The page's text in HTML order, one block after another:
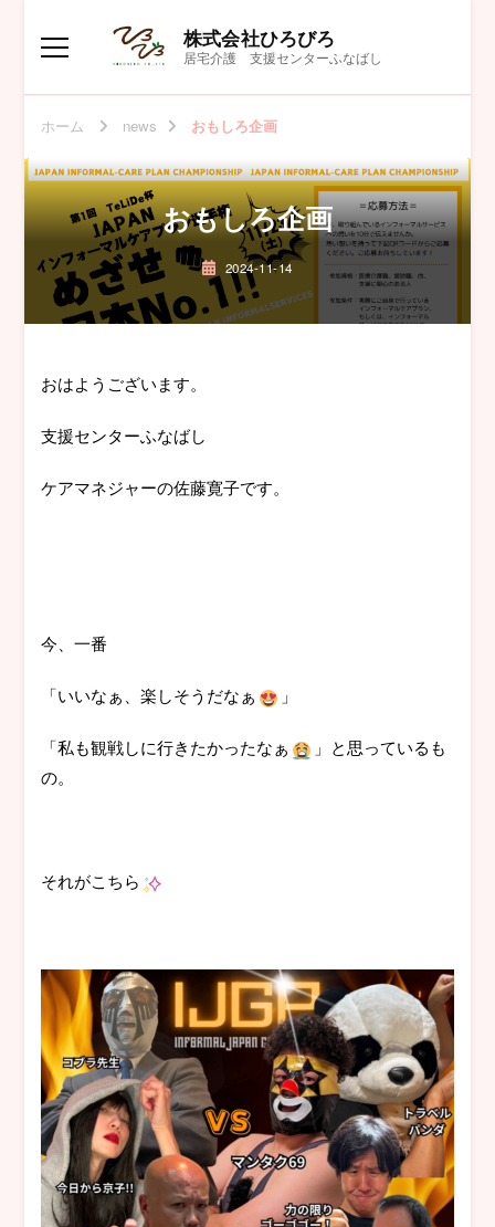
株式会社ひろびろ
居宅介護 支援センターふなばし
ホーム news おもしろ企画
おもしろ企画
2024-11-14
おはようございます。
支援センターふなばし
ケアマネジャーの佐藤寛子です。
今、一番
「いいなぁ、楽しそうだなぁ 」
「私も観戦しに行きたかったなぁ
」と思っているも
の。
それがこちら